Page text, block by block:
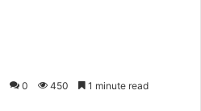
0 450 1 minute read